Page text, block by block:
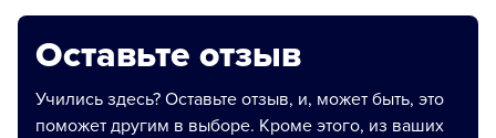
Оставьте отзыв
Учились здесь? Оставьте отзыв, и, может быть, это
поможет другим в выборе. Кроме этого, из ваших